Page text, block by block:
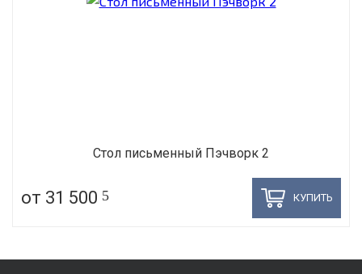
Стол письменный Пэчворк 2
от 31 500 5 КУПИТЬ